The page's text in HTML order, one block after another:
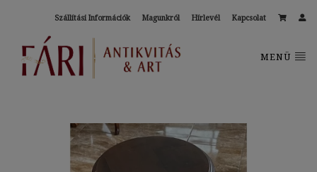
Szállítási Információk Magunkról Hírlevél Kapcsolat
MENÜ